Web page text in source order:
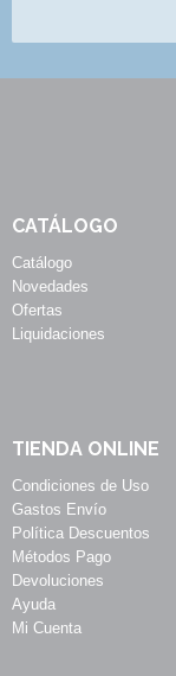
CATÁLOGO
Catálogo
Novedades
Ofertas
Liquidaciones
TIENDA ONLINE
Condiciones de Uso
Gastos Envío
Política Descuentos
Métodos Pago
Devoluciones
Ayuda
Mi Cuenta